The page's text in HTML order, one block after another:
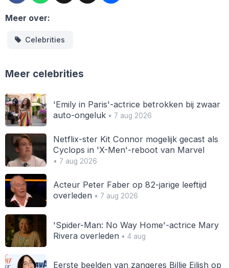
Meer over:
Celebrities
Meer celebrities
'Emily in Paris'-actrice betrokken bij zwaar
auto-ongeluk• 7 aug 2026
Netflix-ster Kit Connor mogelijk gecast als
Cyclops in 'X-Men'-reboot van Marvel
• 7 aug 2026
Acteur Peter Faber op 82-jarige leeftijd
overleden• 7 aug 2026
'Spider-Man: No Way Home'-actrice Mary
Rivera overleden• 4 aug
Eerste beelden van zangeres Billie Eilish op